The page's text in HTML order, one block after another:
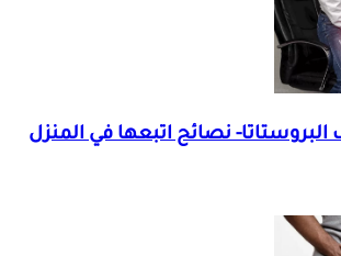
نصائح اتبعها في المنزل